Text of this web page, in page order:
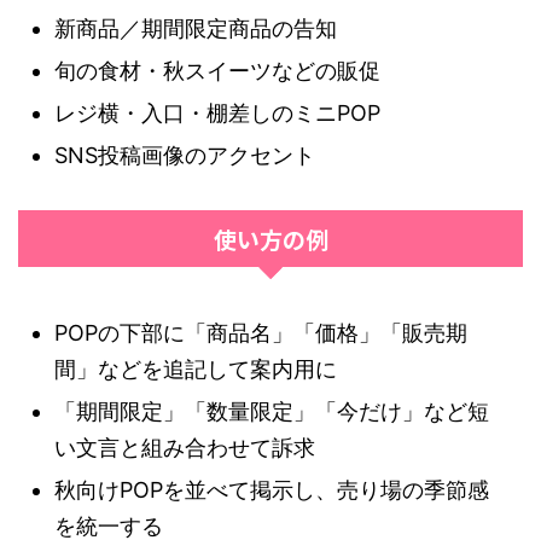
新商品／期間限定商品の告知
旬の食材・秋スイーツなどの販促
レジ横・入口・棚差しのミニPOP
SNS投稿画像のアクセント
使い方の例
POPの下部に「商品名」「価格」「販売期
間」などを追記して案内用に
「期間限定」「数量限定」「今だけ」など短
い文言と組み合わせて訴求
秋向けPOPを並べて掲示し、売り場の季節感
を統一する